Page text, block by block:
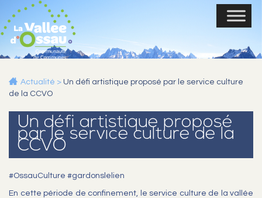
Actualité > Un défi artistique proposé par le service culture
de la CCVO
Un défi artistique proposé
par le service culture de la
CCVO
#OssauCulture #gardonslelien
En cette période de confinement, le service culture de la vallée